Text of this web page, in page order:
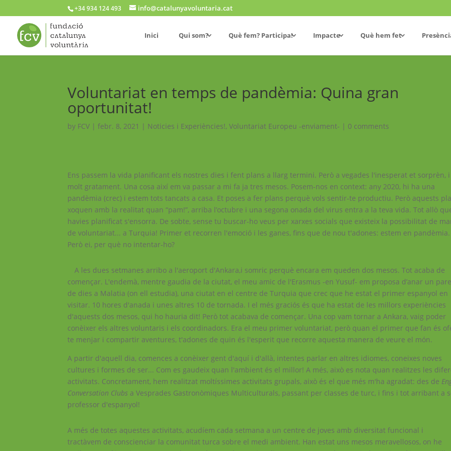
+34 934 124 493 info@catalunyavoluntaria.cat
Inici Qui som? Què fem? Participa! Impacte Què hem fet
Voluntariat en temps de pandèmia: Quina gran
oportunitat!
by FCV |febr. 8, 2021 | Noticies i Experiències!,Voluntariat Europeu -enviament- | 0 comments
Ens passem la vida planificant els nostres dies i fent plans a llarg termini. Però a vegades l'inesperat et sorprèn, i
molt gratament. Una cosa així em va passar a mi fa ja tres mesos. Posem-nos en context: any 2020, hi ha una
pandèmia (crec) i estem tots tancats a casa. Et poses a fer plans perquè vols sentir-te productiu. Però aquests
xoquen amb la realitat quan “pam!”, arriba l’octubre i una segona onada del virus entra a la teva vida. Tot allò
havies planificat s'ensorra. De sobte, sense tu buscar-ho veus per xarxes socials que existeix la possibilitat de
de voluntariat... a Turquia! Primer et recorren l'emoció i les ganes, fins que de nou t'adones: estem en pandèmia.
Però ei, per què no intentar-ho?
A les dues setmanes arribo a l'aeroport d'Ankara,i somric perquè encara em queden dos mesos. Tot acaba de
començar. L'endemà, mentre gaudia de la ciutat, el meu amic de l'Erasmus -en Yusuf- em proposa d’anar un
de dies a Malatia (on ell estudia), una ciutat en el centre de Turquia que crec que he estat el primer espanyol en
visitar. 10 hores d'anada i unes altres 10 de tornada. I el més graciós és que ha estat de les millors experiències
d'aquests dos mesos, qui ho hauria dit! Però tot acabava de començar. Una cop vam tornar a Ankara, vaig poder
conèixer els altres voluntaris i els coordinadors. Era el meu primer voluntariat, però quan el primer que fan és
te menjar i compartir aventures, t'adones de quin és l'esperit que recorre aquesta manera de veure el món.
A partir d'aquell dia, comences a conèixer gent d'aquí i d'allà, intentes parlar en altres idiomes, coneixes noves
cultures i formes de ser... Com es gaudeix quan l'ambient és el millor! A més, això es nota quan realitzes les
activitats. Concretament, hem realitzat moltíssimes activitats grupals, això és el que més m'ha agradat: des de
Conversation Clubs a Vesprades Gastronòmiques Multiculturals, passant per classes de turc, i fins i tot arribant a
professor d'espanyol!
A més de totes aquestes activitats, acudíem cada setmana a un centre de joves amb diversitat funcional i
tractàvem de conscienciar la comunitat turca sobre el medi ambient. Han estat uns mesos meravellosos, on he